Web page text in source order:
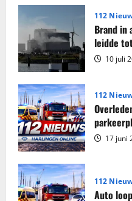
Grote
sigaretten
en
tabak
in
beslag
genomen
in
woning
Harlingen
112
Brand in
leidde
10 juli
112
17 juni
112
Auto